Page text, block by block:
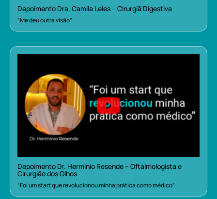
Depoimento Dra. Camila Leles – Cirurgiã Digestiva
“Me deu outra visão”
Depoimento Dr. Herminio Resende – Oftalmologista e
Cirurgião dos Olhos
“Foi um start que revolucionou minha prática como médico”